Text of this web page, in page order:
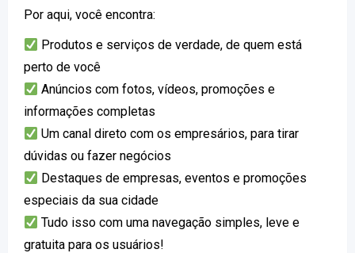
Por aqui, você encontra:
Produtos e serviços de verdade, de quem está
perto de você
Anúncios com fotos, vídeos, promoções e
informações completas
Um canal direto com os empresários, para tirar
dúvidas ou fazer negócios
Destaques de empresas, eventos e promoções
especiais da sua cidade
Tudo isso com uma navegação simples, leve e
gratuita para os usuários!